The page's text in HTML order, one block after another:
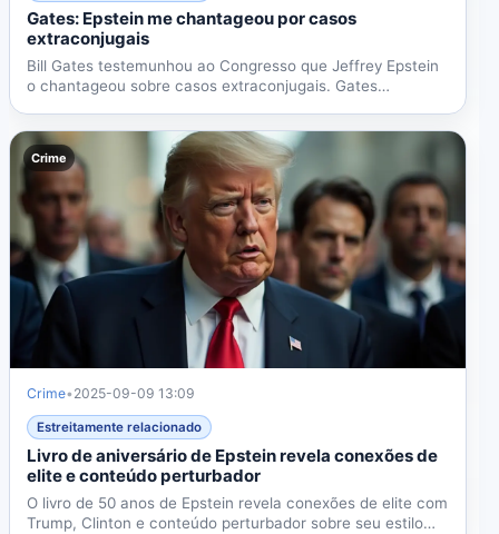
Gates: Epstein me chantageou por casos
extraconjugais
Bill Gates testemunhou ao Congresso que Jeffrey Epstein
o chantageou sobre casos extraconjugais. Gates
Crime
Crime• 2025-09-09 13:09
Estreitamente relacionado
Livro de aniversário de Epstein revela conexões de
elite e conteúdo perturbador
O livro de 50 anos de Epstein revela conexões de elite com
Trump, Clinton e conteúdo perturbador sobre seu estilo